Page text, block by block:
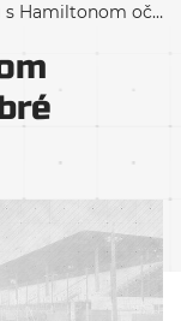
očakávajú v Číne dobré výsledky